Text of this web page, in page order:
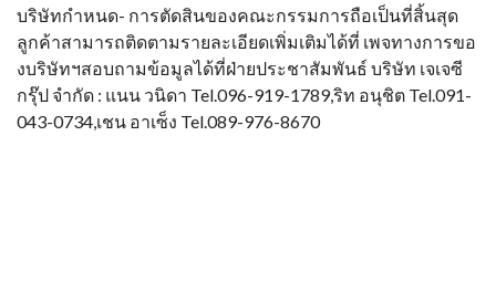
บริษัทกำหนด- การตัดสินของคณะกรรมการถือเป็นที่สิ้นสุด
ลูกค้าสามารถติดตามรายละเอียดเพิ่มเติมได้ที่ เพจทางการขอ
งบริษัทฯสอบถามข้อมูลได้ที่ฝ่ายประชาสัมพันธ์ บริษัท เจเจซี
กรุ๊ป จำกัด : แนน วนิดา Tel.096-919-1789,ริท อนุชิต Tel.091-
043-0734,เชน อาเซ็ง Tel.089-976-8670